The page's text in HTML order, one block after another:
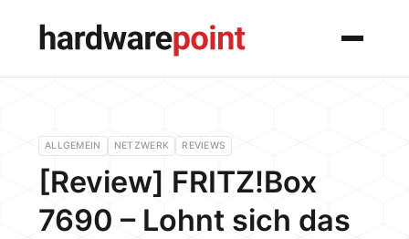
Menü
ALLGEMEIN NETZWERK REVIEWS
[Review] FRITZ!Box
7690 – Lohnt sich das